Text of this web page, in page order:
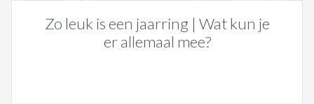
Zo leuk is een jaarring | Wat kun je
er allemaal mee?